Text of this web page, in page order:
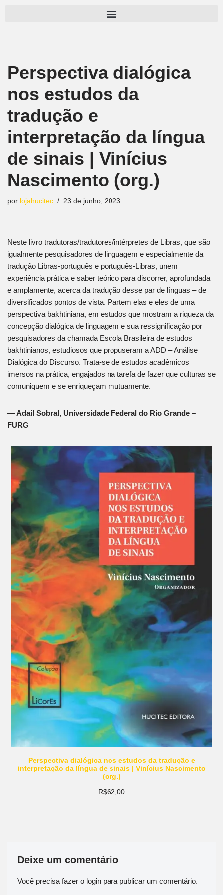
Perspectiva dialógica
nos estudos da
tradução e
interpretação da língua
de sinais | Vinícius
Nascimento (org.)
por lojahucitec 23 de junho, 2023
Neste livro tradutoras/tradutores/intérpretes de Libras, que são
igualmente pesquisadores de linguagem e especialmente da
tradução Libras-português e português-Libras, unem
experiência prática e saber teórico para discorrer, aprofundada
e amplamente, acerca da tradução desse par de línguas – de
diversificados pontos de vista. Partem elas e eles de uma
perspectiva bakhtiniana, em estudos que mostram a riqueza da
concepção dialógica de linguagem e sua ressignificação por
pesquisadores da chamada Escola Brasileira de estudos
bakhtinianos, estudiosos que propuseram a ADD – Análise
Dialógica do Discurso. Trata-se de estudos acadêmicos
imersos na prática, engajados na tarefa de fazer que culturas se
comuniquem e se enriqueçam mutuamente.
— Adail Sobral, Universidade Federal do Rio Grande –
FURG
Perspectiva dialógica nos estudos da tradução e
interpretação da língua de sinais | Vinícius Nascimento
(org.)
R$62,00
Deixe um comentário
Você precisa fazer o login para publicar um comentário.